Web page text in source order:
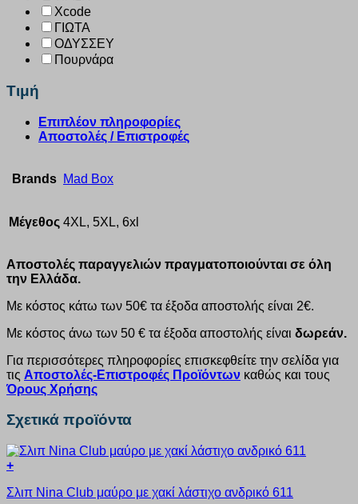
Xcode
ΓΙΩΤΑ
ΟΔΥΣΣΕΥ
Πουρνάρα
Τιμή
Επιπλέον πληροφορίες
Αποστολές / Επιστροφές
Brands Mad Box
Μέγεθος 4XL, 5XL, 6xl
Αποστολές παραγγελιών πραγματοποιούνται σε όλη
την Ελλάδα.
Με κόστος κάτω των 50€ τα έξοδα αποστολής είναι 2€.
Με κόστος άνω των 50 € τα έξοδα αποστολής είναι δωρεάν.
Για περισσότερες πληροφορίες επισκεφθείτε την σελίδα για
τις Αποστολές-Επιστροφές Προϊόντων καθώς και τους
Όρους Χρήσης
Σχετικά προϊόντα
+
το
Σλιπ Nina Club μαύρο με χακί λάστιχο ανδρικό 611